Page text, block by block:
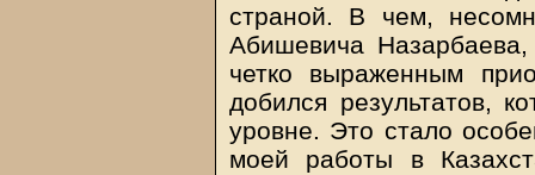
страной. В чем,
Абишевича
четко выраженным
добился результатов,
уровне. Это стало
моей работы в